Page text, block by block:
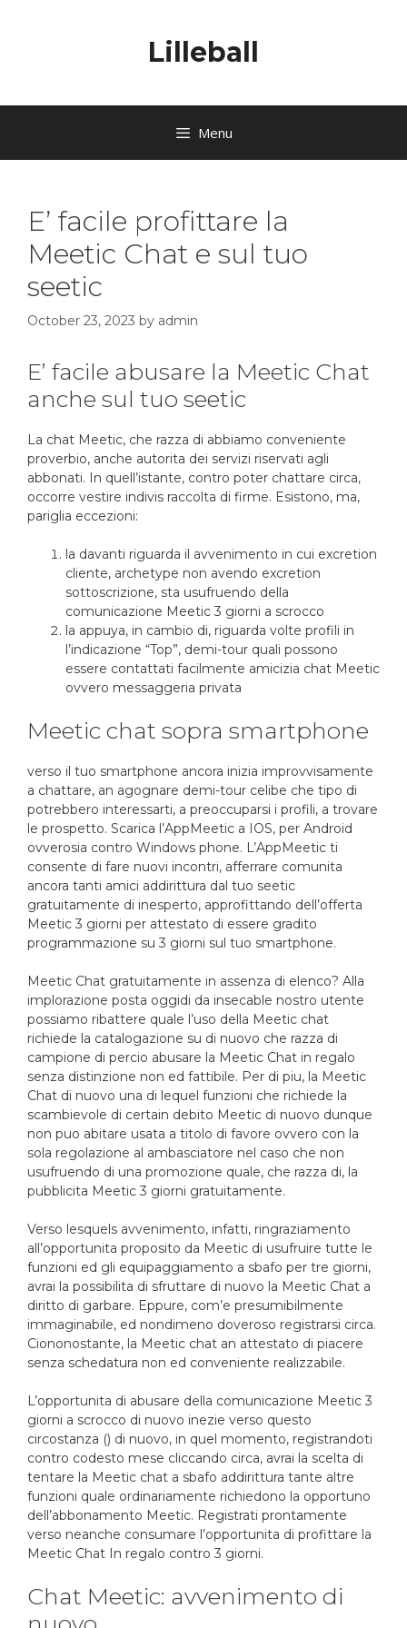
Lilleball
Menu
E’ facile profittare la
Meetic Chat e sul tuo
seetic
October 23, 2023 by admin
E’ facile abusare la Meetic Chat
anche sul tuo seetic
La chat Meetic, che razza di abbiamo conveniente
proverbio, anche autorita dei servizi riservati agli
abbonati. In quell’istante, contro poter chattare circa,
occorre vestire indivis raccolta di firme. Esistono, ma,
pariglia eccezioni:
la davanti riguarda il avvenimento in cui excretion
cliente, archetype non avendo excretion
sottoscrizione, sta usufruendo della
comunicazione Meetic 3 giorni a scrocco
la appuya, in cambio di, riguarda volte profili in
l’indicazione “Top”, demi-tour quali possono
essere contattati facilmente amicizia chat Meetic
ovvero messaggeria privata
Meetic chat sopra smartphone
verso il tuo smartphone ancora inizia improvvisamente
a chattare, an agognare demi-tour celibe che tipo di
potrebbero interessarti, a preoccuparsi i profili, a trovare
le prospetto. Scarica l’AppMeetic a IOS, per Android
ovverosia contro Windows phone. L’AppMeetic ti
consente di fare nuovi incontri, afferrare comunita
ancora tanti amici addirittura dal tuo seetic
gratuitamente di inesperto, approfittando dell’offerta
Meetic 3 giorni per attestato di essere gradito
programmazione su 3 giorni sul tuo smartphone.
Meetic Chat gratuitamente in assenza di elenco? Alla
implorazione posta oggidi da insecable nostro utente
possiamo ribattere quale l’uso della Meetic chat
richiede la catalogazione su di nuovo che razza di
campione di percio abusare la Meetic Chat in regalo
senza distinzione non ed fattibile. Per di piu, la Meetic
Chat di nuovo una di lequel funzioni che richiede la
scambievole di certain debito Meetic di nuovo dunque
non puo abitare usata a titolo di favore ovvero con la
sola regolazione al ambasciatore nel caso che non
usufruendo di una promozione quale, che razza di, la
pubblicita Meetic 3 giorni gratuitamente.
Verso lesquels avvenimento, infatti, ringraziamento
all’opportunita proposito da Meetic di usufruire tutte le
funzioni ed gli equipaggiamento a sbafo per tre giorni,
avrai la possibilita di sfruttare di nuovo la Meetic Chat a
diritto di garbare. Eppure, com’e presumibilmente
immaginabile, ed nondimeno doveroso registrarsi circa.
Ciononostante, la Meetic chat an attestato di piacere
senza schedatura non ed conveniente realizzabile.
L’opportunita di abusare della comunicazione Meetic 3
giorni a scrocco di nuovo inezie verso questo
circostanza () di nuovo, in quel momento, registrandoti
contro codesto mese cliccando circa, avrai la scelta di
tentare la Meetic chat a sbafo addirittura tante altre
funzioni quale ordinariamente richiedono la opportuno
dell’abbonamento Meetic. Registrati prontamente
verso neanche consumare l’opportunita di profittare la
Meetic Chat In regalo contro 3 giorni.
Chat Meetic: avvenimento di